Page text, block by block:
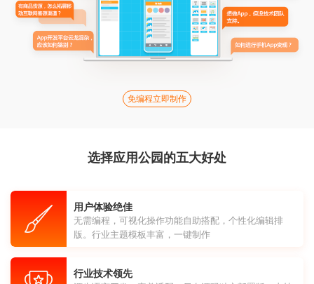
免编程立即制作
选择应用公园的五大好处
用户体验绝佳
无需编程，可视化操作功能自助搭配，个性化编辑排
版。行业主题模板丰富，一键制作
行业技术领先